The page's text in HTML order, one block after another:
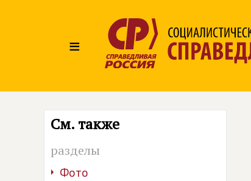
≡
См. также
разделы
Фото